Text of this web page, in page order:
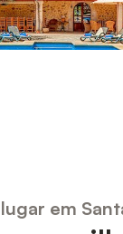
em